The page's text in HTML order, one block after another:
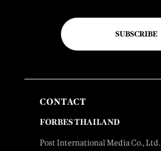
SUBSCRIBE
CONTACT
FORBES THAILAND
Post International Media Co., Ltd.